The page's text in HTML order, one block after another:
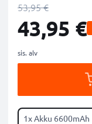
53,95 €
43,95 €
sis. alv
1x Akku 6600mAh